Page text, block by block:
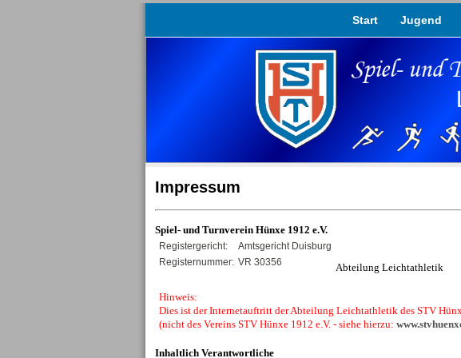
Start Jugend
Impressum
Spiel- und Turnverein Hünxe 1912 e.V.
Registergericht:
Amtsgericht Duisburg
Registernummer: VR 30356 Abteilung Leichtathletik
Hinweis:
Dies ist der Internetauftritt der Abteilung Leichtathletik des STV
(nicht des Vereins STV Hünxe 1912 e.V. - siehe hierzu:
Inhaltlich Verantwortliche